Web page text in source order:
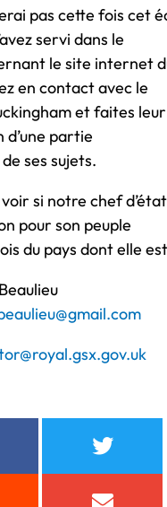
pas cette fois cet
servi dans le
le site internet
en contact avec le
et faites
d’une partie
ses sujets.
si notre chef
pour son peuple
du pays dont elle